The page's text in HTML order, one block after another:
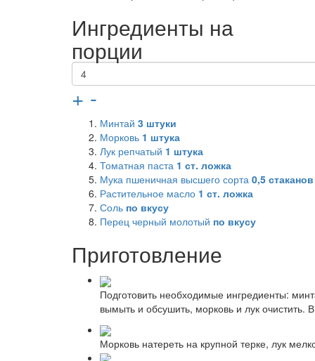
Ингредиенты на
порции
+ -
Минтай 3 штуки
Морковь 1 штука
Лук репчатый 1 штука
Томатная паста 1 ст. ложка
Мука пшеничная высшего сорта 0,5 стаканов
Растительное масло 1 ст. ложка
Соль по вкусу
Перец черный молотый по вкусу
Приготовление
Подготовить необходимые ингредиенты:
вымыть и обсушить, морковь и лук
Морковь натереть на крупной терке, лук